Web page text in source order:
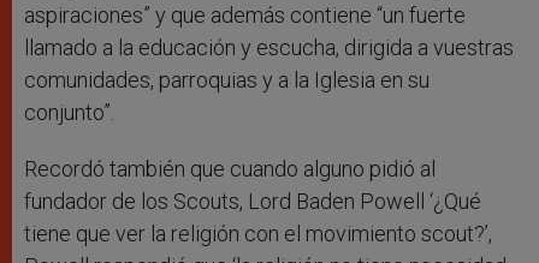
aspiraciones” y que además contiene “un fuerte
llamado a la educación y escucha, dirigida a vuestras
comunidades, parroquias y a la Iglesia en su
conjunto”.
Recordó también que cuando alguno pidió al
fundador de los Scouts, Lord Baden Powell ‘¿Qué
tiene que ver la religión con el movimiento scout?’,